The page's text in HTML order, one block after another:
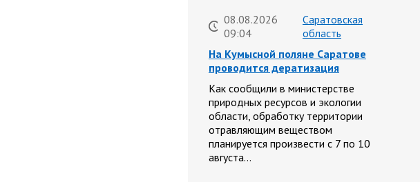
08.08.2026
09:04
Саратовская
область
На Кумысной поляне Саратове
проводится дератизация
Как сообщили в министерстве
природных ресурсов и экологии
области, обработку территории
отравляющим веществом
планируется произвести с 7 по 10
августа…